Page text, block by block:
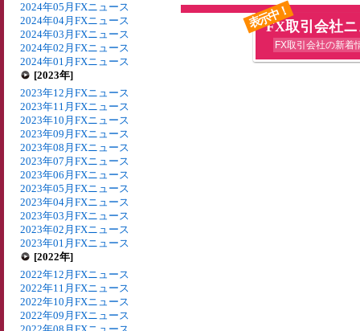
2024年05月FXニュース
2024年04月FXニュース
2024年03月FXニュース
2024年02月FXニュース
2024年01月FXニュース
[2023年]
2023年12月FXニュース
2023年11月FXニュース
2023年10月FXニュース
2023年09月FXニュース
2023年08月FXニュース
2023年07月FXニュース
2023年06月FXニュース
2023年05月FXニュース
2023年04月FXニュース
2023年03月FXニュース
2023年02月FXニュース
2023年01月FXニュース
[2022年]
2022年12月FXニュース
2022年11月FXニュース
2022年10月FXニュース
2022年09月FXニュース
表示中！
FX取引会社
FX取引会社の新着